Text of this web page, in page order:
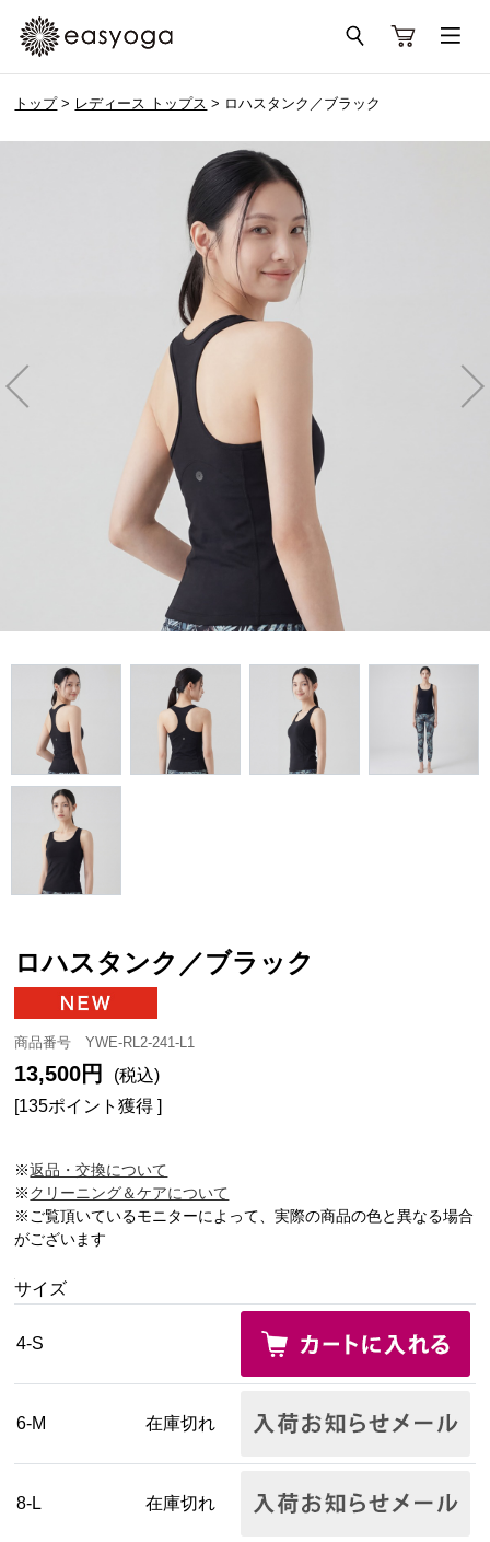
トップ> レディース トップス > ロハスタンク／ブラック
ロハスタンク／ブラック
商品番号 YWE-RL2-241-L1
13,500円
(税込)
[135ポイント獲得 ]
※返品・交換について
※クリーニング＆ケアについて
※ご覧頂いているモニターによって、実際の商品の色と異なる場合
がございます
サイズ
4-S
6-M 在庫切れ
8-L 在庫切れ